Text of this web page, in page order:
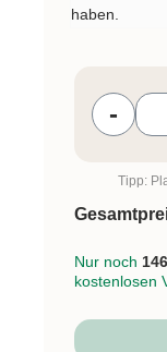
haben.
-
Tipp:
Nur noch
kostenlosen